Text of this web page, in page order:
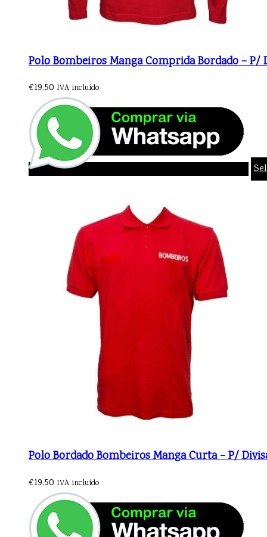
Polo Bombeiros Manga Comprida Bordado – P/
€19.50 IVA incluído
Polo Bordado Bombeiros Manga Curta – P/
€19.50 IVA incluído